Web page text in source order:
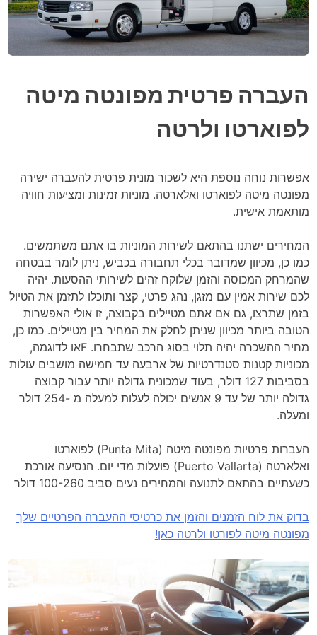
העברה פרטית מפונטה מיטה
לפוארטו ולרטה
אפשרות נוחה נוספת היא לשכור מונית פרטית להעברה ישירה
מפונטה מיטה לפוארטו ואלארטה. מוניות זמינות ומציעות חוויה
מותאמת אישית.
המחירים ישתנו בהתאם לשירות המוניות בו אתם משתמשים.
כמו כן, מכיוון שמדובר בכלי תחבורה בכביש, ניתן לומר בבטחה
שהמרחק המכוסה והזמן שלוקח זהים לשירותי ההסעות. יהיה
לכם שירות אמין עם מזגן, נהג פרטי, קצר ותוכלו לתזמן את הטיול
בזמן שתרצו, גם אם אתם מטיילים בקבוצה, זו אולי האפשרות
הטובה ביותר מכיוון שניתן לחלק את המחיר בין מטיילים.כמו כן,
מחיר ההשכרה יהיה תלוי בסוג הרכב שתבחרו. F או לדוגמה,
מכוניות קטנות סטנדרטיות של ארבעה עד חמישה מושבים עולות
בסביבות 127 דולר, בעוד שמכונית גדולה יותר עבור קבוצה
גדולה יותר של עד 9 אנשים יכולה לעלות למעלה מ -254 דולר
ומעלה.
העברות פרטיות מפונטה מיטה (Punta Mita) לפוארטו
ואלארטה (Puerto Vallarta) פועלות מדי יום. הנסיעה אורכת
כשעתיים בהתאם לתנועה והמחירים נעים סביב 100-260 דולר
בדוק את לוח הזמנים והזמן את כרטיסי ההעברה הפרטיים שלך
מפונטה מיטה לפורטו ולרטה כאן!